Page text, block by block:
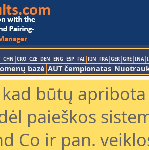
CHN CRO CZE DEN ENG ESP FAI FIN FRA GER GRE INA
bazė AUT čempionatas
kad būtų
paieškos
Co ir pan.